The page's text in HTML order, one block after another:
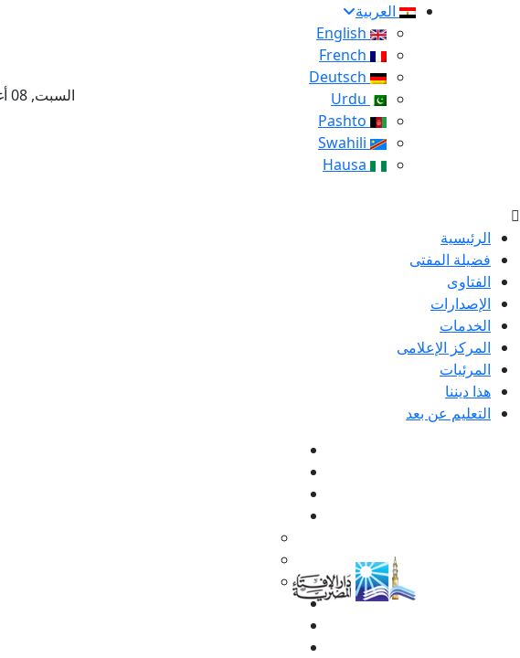
العربية
السبت, 08 أغسطس 2026 – 25 صفر 1448 هـ
الرئيسية
فضيلة المفتى
الفتاوى
الإصدارات
الخدمات
المركز الإعلامى
المرئيات
هذا ديننا
التعليم عن بعد